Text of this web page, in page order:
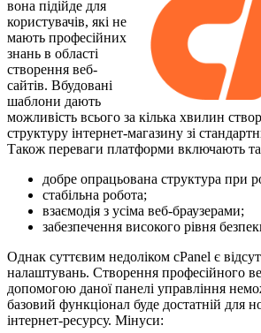
вона підійде для
користувачів, які не
мають професійних
знань в області
створення веб-
сайтів. Вбудовані
шаблони дають
можливість всього за кілька хвилин
структуру інтернет-магазину зі
Також переваги платформи включають
добре опрацьована структура при
стабільна робота;
взаємодія з усіма веб-браузерами;
забезпечення високого рівня
Однак суттєвим недоліком cPanel є
налаштувань. Створення професійного
допомогою даної панелі управління
базовий функціонал буде достатній для
інтернет-ресурсу. Мінуси: